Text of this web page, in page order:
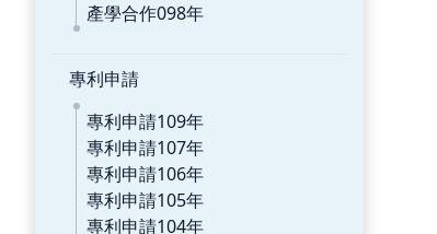
產學合作098年
專利申請
專利申請109年
專利申請107年
專利申請106年
專利申請105年
專利申請104年